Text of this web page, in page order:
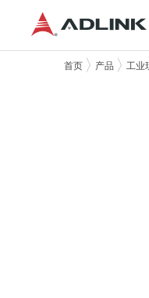
首页 产品 工业